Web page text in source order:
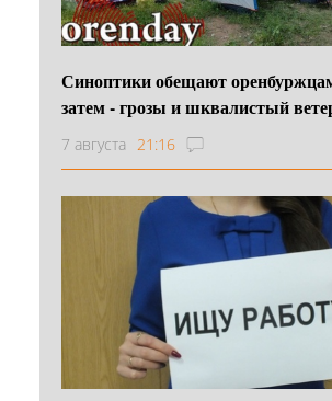
Синоптики обещают
затем - грозы и шквалистый
7 августа 21:16